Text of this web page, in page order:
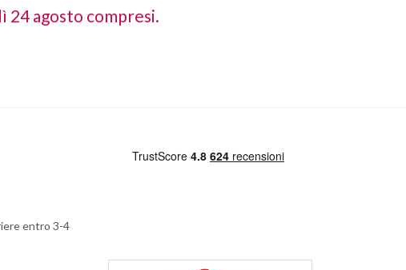
24 agosto compresi.
entro 3-4